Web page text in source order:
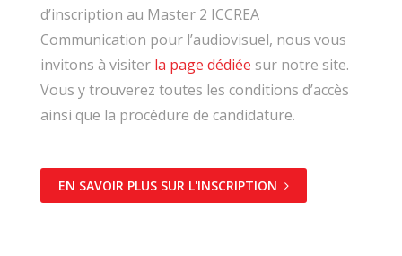
d’inscription au Master 2 ICCREA
Communication pour l’audiovisuel, nous vous
invitons à visiter la page dédiée sur notre site.
Vous y trouverez toutes les conditions d’accès
ainsi que la procédure de candidature.
EN SAVOIR PLUS SUR L'INSCRIPTION